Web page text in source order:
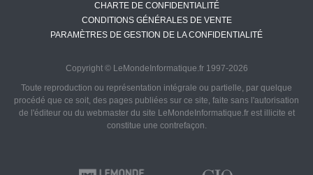
CHARTE DE CONFIDENTIALITÉ
CONDITIONS GÉNÉRALES DE VENTE
PARAMÈTRES DE GESTION DE LA CONFIDENTIALITÉ
Copyright © LeMondeInformatique.fr 1997-2026
Toute reproduction ou représentation intégrale ou partielle, par quelque
procédé que ce soit, des pages publiées sur ce site, faite sans l'autorisation
de l'éditeur ou du webmaster du site LeMondeInformatique.fr est illicite et
constitue une contrefaçon.